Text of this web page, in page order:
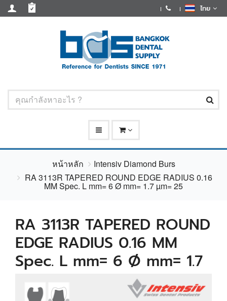
ไทย
หน้าหลัก
Intensiv Diamond Burs
RA 3113R TAPERED ROUND EDGE RADIUS 0.16
MM Spec. L mm= 6 Ø mm= 1.7 µm= 25
RA 3113R TAPERED ROUND
EDGE RADIUS 0.16 MM
Spec. L mm= 6 Ø mm= 1.7